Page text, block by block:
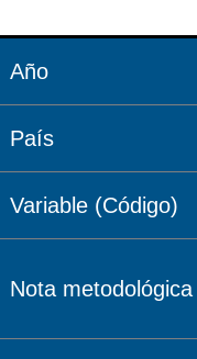
Año
País
Variable (Código)
Nota metodológica